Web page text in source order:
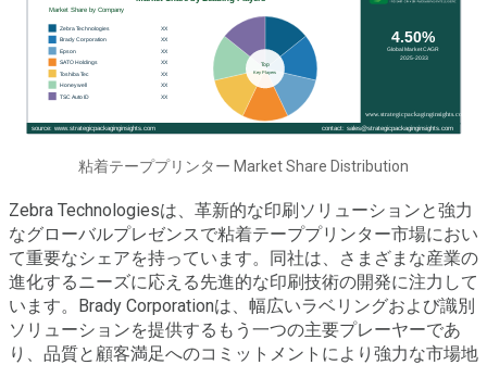
粘着テーププリンター Market Share Distribution
Zebra Technologiesは、革新的な印刷ソリューションと強力
なグローバルプレゼンスで粘着テーププリンター市場におい
て重要なシェアを持っています。同社は、さまざまな産業の
進化するニーズに応える先進的な印刷技術の開発に注力して
います。Brady Corporationは、幅広いラベリングおよび識別
ソリューションを提供するもう一つの主要プレーヤーであ
り、品質と顧客満足へのコミットメントにより強力な市場地